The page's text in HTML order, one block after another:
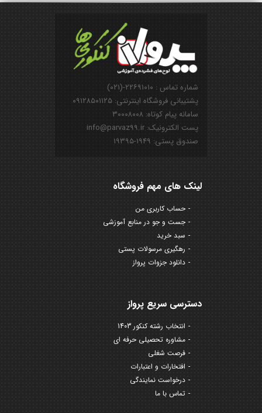
شماره تماس : ۲۲۶۹۱۰۱۰-(۰۲۱)
پشتیبانی فروشگاه اینترنتی: ۰۹۱۲۸۵۰۱۱۲۵
سامانه پیام کوتاه: ۳۰۰۰۸۰۰۸
پست الکترونیک: info@parvaz99.ir
صندوق پستی: ۱۹۴۹-۱۹۳۹۵
لینک های مهم فروشگاه
حساب کاربری من
جست و جو در منابع آموزشی
سبد خرید
رهگیری مرسولات پستی
دانلود جزوات پرواز
دسترسی سریع پرواز
انتخاب رشته کنکور 1403
مشاوره تحصیلی حرفه ای
فرصت شغلی
افتخارات و اعتبارات
درخواست نمایندگی
تماس با ما